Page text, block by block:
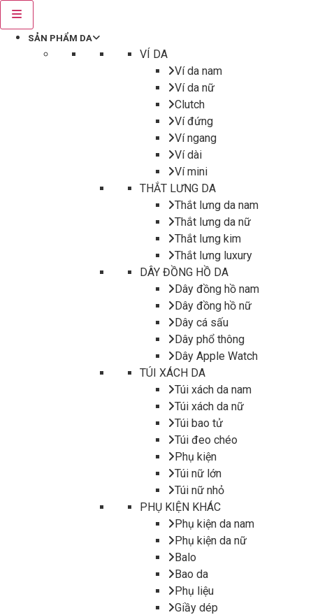
SẢN PHẨM DA
VÍ DA
Ví da nam
Ví da nữ
Clutch
Ví đứng
Ví ngang
Ví dài
Ví mini
THẮT LƯNG DA
Thắt lưng da nam
Thắt lưng da nữ
Thắt lưng kim
Thắt lưng luxury
DÂY ĐỒNG HỒ DA
Dây đồng hồ nam
Dây đồng hồ nữ
Dây cá sấu
Dây phổ thông
Dây Apple Watch
TÚI XÁCH DA
Túi xách da nam
Túi xách da nữ
Túi bao tử
Túi đeo chéo
Phụ kiện
Túi nữ lớn
Túi nữ nhỏ
PHỤ KIỆN KHÁC
Phụ kiện da nam
Phụ kiện da nữ
Balo
Bao da
Phụ liệu
Giầy dép